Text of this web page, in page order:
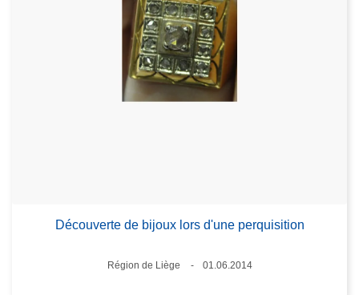
Découverte de bijoux lors d'une perquisition
Standort
Région de Liège
01.06.2014